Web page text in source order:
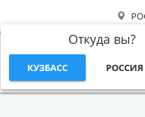
Откуда вы?
КУЗБАССПоиск